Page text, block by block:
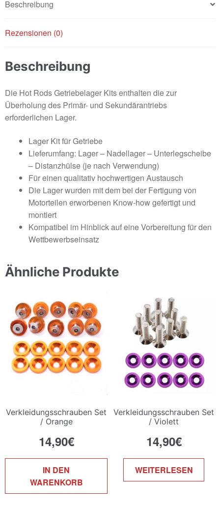
Menge
Beschreibung
Rezensionen (0)
Beschreibung
Die Hot Rods Getriebelager Kits enthalten die zur
Überholung des Primär- und Sekundärantriebs
erforderlichen Lager.
Lager Kit für Getriebe
Lieferumfang: Lager – Nadellager – Unterlegscheibe
– Distanzhülse (je nach Verwendung)
Für einen qualitativ hochwertigen Austausch
Die Lager wurden mit dem bei der Fertigung von
Motorteilen erworbenen Know-how gefertigt und
montiert
Kompatibel im Hinblick auf eine Vorbereitung für den
Wettbewerbseinsatz
Ähnliche Produkte
Verkleidungsschrauben Set
/ Orange
14,90€
IN DEN
WARENKORB
Verkleidungsschrauben Set
/ Violett
14,90€
WEITERLESEN